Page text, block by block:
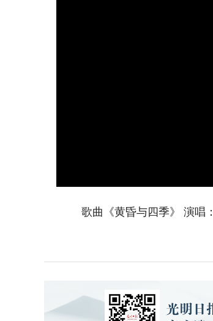
歌曲《黄昏与四季》 演唱